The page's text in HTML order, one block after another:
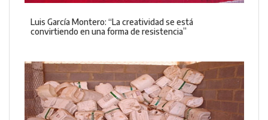
Luis García Montero: “La creatividad se está
convirtiendo en una forma de resistencia”